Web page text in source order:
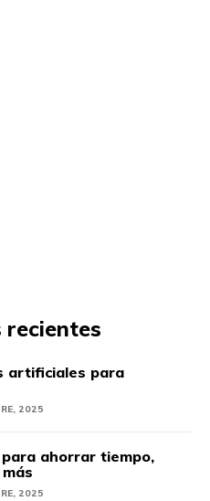
artificiales para
2025
ahorrar tiempo,
2025